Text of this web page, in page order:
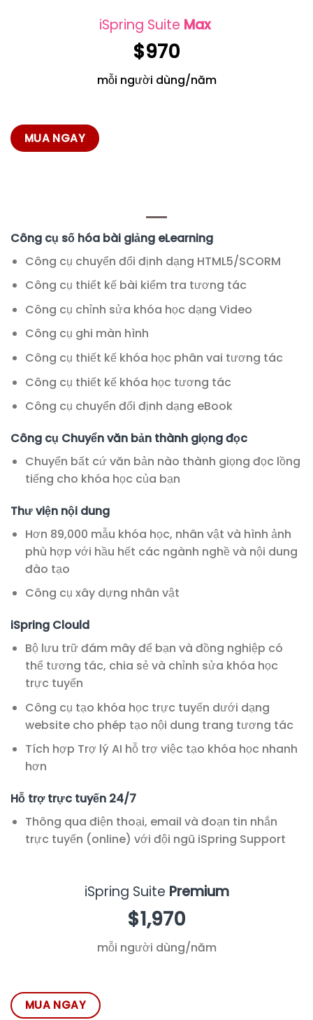
iSpring Suite Max
$970
mỗi người dùng/năm
MUA NGAY
Công cụ số hóa bài giảng eLearning
Công cụ chuyển đổi định dạng HTML5/SCORM
Công cụ thiết kế bài kiểm tra tương tác
Công cụ chỉnh sửa khóa học dạng Video
Công cụ ghi màn hình
Công cụ thiết kế khóa học phân vai tương tác
Công cụ thiết kế khóa học tương tác
Công cụ chuyển đổi định dạng eBook
Công cụ Chuyển văn bản thành giọng đọc
Chuyển bất cứ văn bản nào thành giọng đọc lồng
tiếng cho khóa học của bạn
Thư viện nội dung
Hơn 89,000 mẫu khóa học, nhân vật và hình ảnh
phù hợp với hầu hết các ngành nghề và nội dung
đào tạo
Công cụ xây dựng nhân vật
iSpring Clould
Bộ lưu trữ đám mây để bạn và đồng nghiệp có
thể tương tác, chia sẻ và chỉnh sửa khóa học
trực tuyến
Công cụ tạo khóa học trực tuyến dưới dạng
website cho phép tạo nội dung trang tương tác
Tích hợp Trợ lý AI hỗ trợ việc tạo khóa học nhanh
hơn
Hỗ trợ trực tuyến 24/7
Thông qua điện thoại, email và đoạn tin nhắn
trực tuyến (online) với đội ngũ iSpring Support
iSpring Suite Premium
$1,970
mỗi người dùng/năm
MUA NGAY